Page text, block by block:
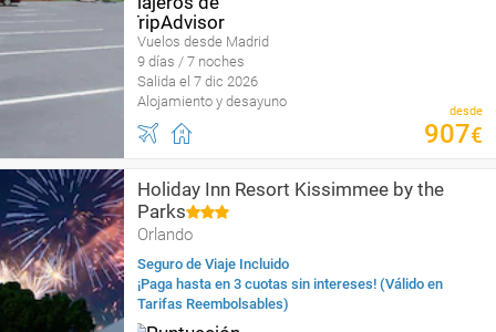
Vuelos desde Madrid
9 días / 7 noches
Salida el 7 dic 2026
Alojamiento y desayuno
desde
907€
Holiday Inn Resort Kissimmee by the
Parks
Orlando
Seguro de Viaje Incluido
¡Paga hasta en 3 cuotas sin intereses! (Válido en
Tarifas Reembolsables)